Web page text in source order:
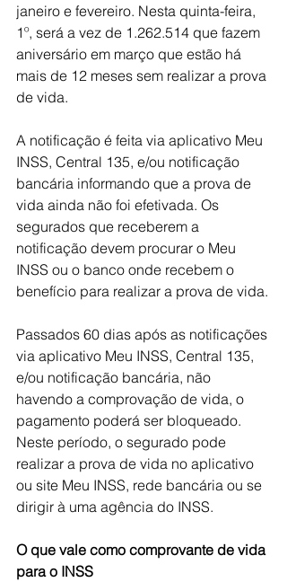
janeiro e fevereiro. Nesta quinta-feira,
1º, será a vez de 1.262.514 que fazem
aniversário em março que estão há
mais de 12 meses sem realizar a prova
de vida.
A notificação é feita via aplicativo Meu
INSS, Central 135, e/ou notificação
bancária informando que a prova de
vida ainda não foi efetivada. Os
segurados que receberem a
notificação devem procurar o Meu
INSS ou o banco onde recebem o
benefício para realizar a prova de vida.
Passados 60 dias após as notificações
via aplicativo Meu INSS, Central 135,
e/ou notificação bancária, não
havendo a comprovação de vida, o
pagamento poderá ser bloqueado.
Neste período, o segurado pode
realizar a prova de vida no aplicativo
ou site Meu INSS, rede bancária ou se
dirigir à uma agência do INSS.
O que vale como comprovante de vida
para o INSS